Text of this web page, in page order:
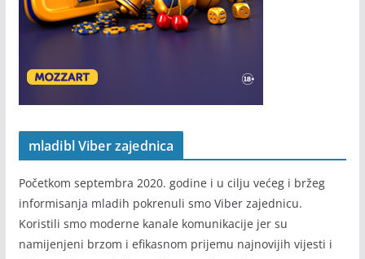
mladibl Viber zajednica
Početkom septembra 2020. godine i u cilju većeg i bržeg
informisanja mladih pokrenuli smo Viber zajednicu.
Koristili smo moderne kanale komunikacije jer su
namijenjeni brzom i efikasnom prijemu najnovijih vijesti i